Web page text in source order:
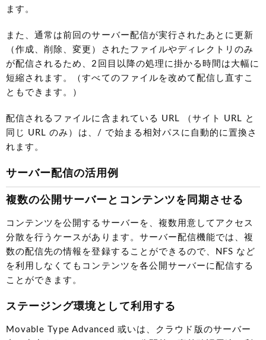
ます。
また、通常は前回のサーバー配信が実行されたあとに更新
（作成、削除、変更）されたファイルやディレクトリのみ
が配信されるため、2回目以降の処理に掛かる時間は大幅に
短縮されます。（すべてのファイルを改めて配信し直すこ
ともできます。）
配信されるファイルに含まれている URL （サイト URL と
同じ URL のみ）は、/ で始まる相対パスに自動的に置換さ
れます。
サーバー配信の活用例
複数の公開サーバーとコンテンツを同期させる
コンテンツを公開するサーバーを、複数用意してアクセス
分散を行うケースがあります。サーバー配信機能では、複
数の配信先の情報を登録することができるので、NFS など
を利用しなくてもコンテンツを各公開サーバーに配信する
ことができます。
ステージング環境として利用する
Movable Type Advanced 或いは、クラウド版のサーバー